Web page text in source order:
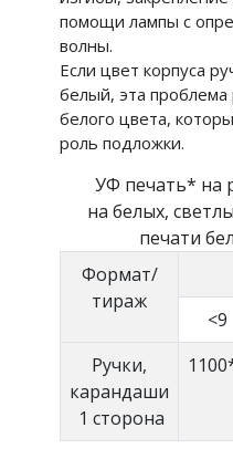
помощи лампы с
волны.
Если цвет корпуса
белый, эта
белого цвета,
роль подложки.
УФ печать* на
на белых,
печати
Формат/
тираж
<9
Ручки,
карандаши
1 сторона